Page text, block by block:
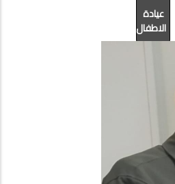
عيادة
الاطفال
جراحة
عامة